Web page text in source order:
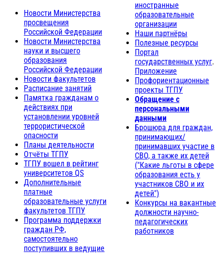
Новости Министерства
просвещения
Российской Федерации
Новости Министерства
науки и высшего
образования
Российской Федерации
Новости факультетов
Расписание занятий
Памятка гражданам о
действиях при
установлении уровней
террористической
опасности
Планы деятельности
Отчёты ТГПУ
ТГПУ вошел в рейтинг
университетов QS
Дополнительные
платные
образовательные услуги
факультетов ТГПУ
Программа поддержки
граждан РФ,
самостоятельно
поступивших в ведущие
иностранные
образовательные
организации
Наши партнёры
Полезные ресурсы
Портал
государственных услуг.
Приложение
Профориентационные
проекты ТГПУ
Обращение с
персональными
данными
Брошюра для граждан,
принимающих/
принимавших участие в
СВО, а также их детей
("Какие льготы в сфере
образования есть у
участников СВО и их
детей")
Конкурсы на вакантные
должности научно-
педагогических
работников